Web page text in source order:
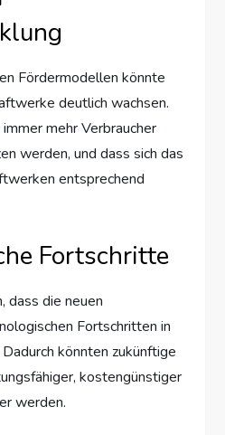
Fördermodellen könnte
deutlich wachsen.
mehr Verbraucher
werden, und dass sich das
entsprechend
Fortschritte
dass die neuen
Fortschritten in
könnten zukünftige
kostengünstiger
werden.